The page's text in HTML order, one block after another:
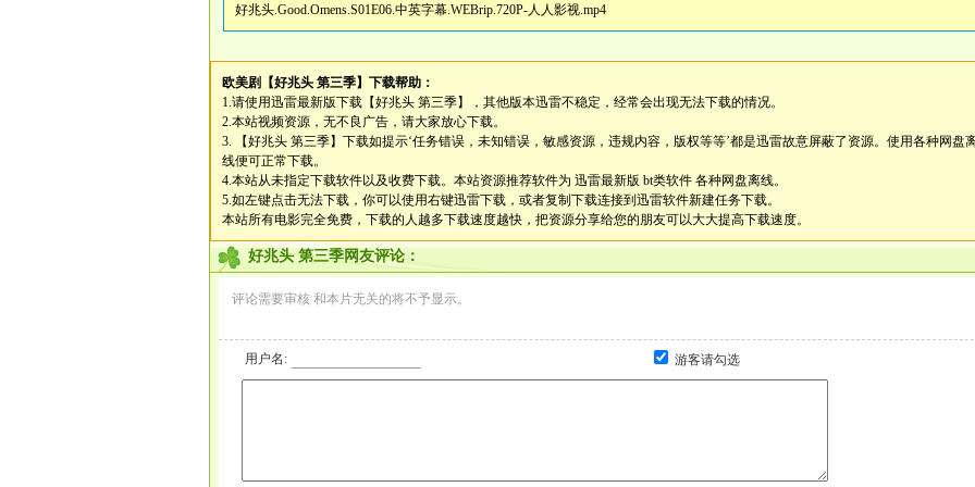
好兆头.Good.Omens.S01E06.中英字幕.WEBrip.720P-人人影视.mp4
欧美剧 【好兆头 第三季】 下载帮助：
1.请使用迅雷最新版下载 【好兆头 第三季】
，其他版本迅雷不稳定，经常会出现无法下载的情况。
2.本站视频资源，无不良广告，请大家放心下载。
3.
【好兆头 第三季】 下载如提示‘任务错误，未知错误，敏感资源，违规内容，版权等等’都是迅雷故意屏蔽了资源。使用各种网盘
线便可正常下载。
4.本站从未指定下载软件以及收费下载。本站资源推荐软件为 迅雷最新版 bt类软件 各种网盘离线。
5.如左键点击无法下载，你可以使用右键迅雷下载，或者复制下载连接到迅雷软件新建任务下载。
本站所有电影完全免费，下载的人越多下载速度越快，把资源分享给您的朋友可以大大提高下载速度。
好兆头 第三季网友评论：